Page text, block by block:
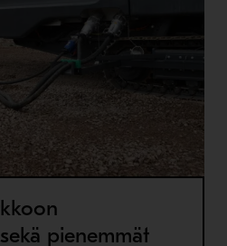
pienemmät